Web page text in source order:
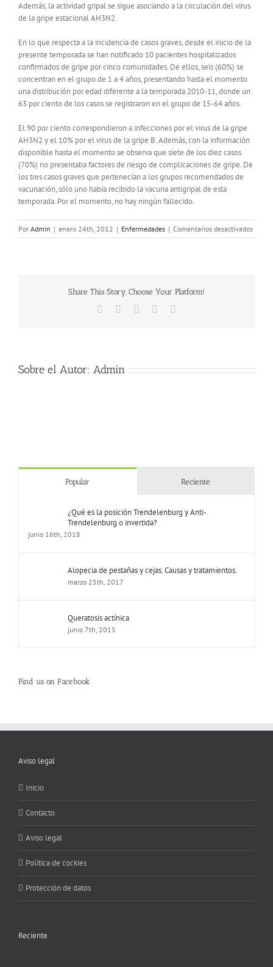
Además, la actividad gripal se sigue asociando a la circulación del virus
de la gripe estacional AH3N2.
En lo que respecta a la incidencia de casos graves, desde el inicio de la
presente temporada se han notificado 10 pacientes hospitalizados
confirmados de gripe por cinco comunidades. De ellos, seis (60%) se
concentran en el grupo de 1 a 4 años, presentando hasta el momento
una distribución por edad diferente a la temporada 2010-11, donde un
63 por ciento de los casos se registraron en el grupo de 15-64 años.
El 90 por ciento correspondieron a infecciones por el virus de la gripe
AH3N2 y el 10% por el virus de la gripe B. Además, con la información
disponible hasta el momento se observa que siete de los diez casos
(70%) no presentaba factores de riesgo de complicaciones de gripe. De
los tres casos graves que pertenecían a los grupos recomendados de
vacunación, sólo uno había recibido la vacuna antigripal de esta
temporada. Por el momento, no hay ningún fallecido.
Por Admin | enero 24th, 2012 | Enfermedades | Comentarios desactivadosen
La
Share This Story, Choose Your Platform!
Facebook LinkedInPinterest
Sobre el Autor: Admin
Popular Reciente
¿Qué es la posición Trendelenburg y Anti-
Trendelenburg o invertida?
junio 16th, 2018
Alopecia de pestañas y cejas. Causas y tratamientos.
marzo 25th, 2017
Queratosis actínica
junio 7th, 2015
Find us on Facebook
Aviso legal
Inicio
Contacto
Aviso legal
Política de cockies
Protección de datos
Reciente